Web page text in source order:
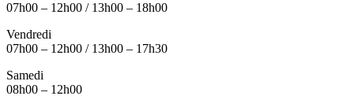
07h00 – 12h00 / 13h00 – 18h00
Vendredi
07h00 – 12h00 / 13h00 – 17h30
Samedi
08h00 – 12h00